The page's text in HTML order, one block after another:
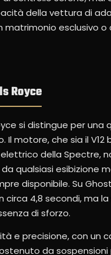
della vettura di
matrimonio esclusivo
Royce
si distingue per
Il motore, che sia il
della Spectre,
qualsiasi esibizione
disponibile. Su
circa 4,8 secondi, ma
di sforzo.
e precisione, con
da